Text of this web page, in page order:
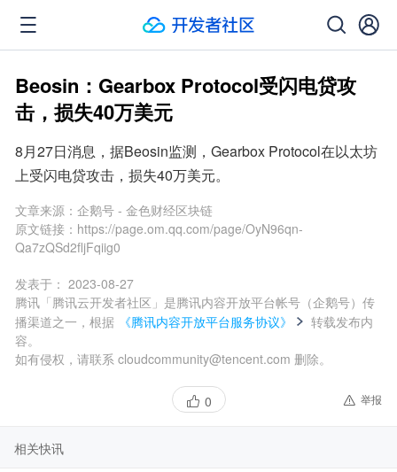
Beosin：Gearbox Protocol受闪电贷攻
击，损失40万美元
8月27日消息，据Beosin监测，Gearbox Protocol在以太坊
上受闪电贷攻击，损失40万美元。
文章来源： 企鹅号 - 金色财经区块链
原文链接： https://page.om.qq.com/page/OyN96qn-
Qa7zQSd2fljFqiig0
发表于： 2023-08-27
腾讯「腾讯云开发者社区」是腾讯内容开放平台帐号（企鹅号）传
播渠道之一，根据
《腾讯内容开放平台服务协议》
转载发布内
容。
如有侵权，请联系 cloudcommunity@tencent.com 删除。
0 举报
相关快讯